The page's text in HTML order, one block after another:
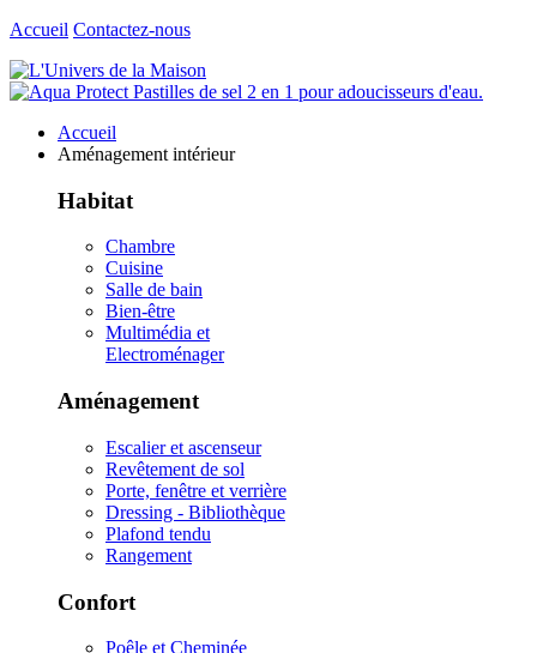
Accueil Contactez-nous
Accueil
Aménagement intérieur
Habitat
Chambre
Cuisine
Salle de bain
Bien-être
Multimédia et
Electroménager
Aménagement
Escalier et ascenseur
Revêtement de sol
Porte, fenêtre et verrière
Dressing - Bibliothèque
Plafond tendu
Rangement
Confort
Poêle et Cheminée